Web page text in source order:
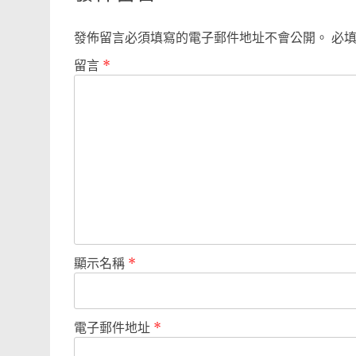
發佈留言必須填寫的電子郵件地址不會公開。 必
留言 *
顯示名稱 *
電子郵件地址 *